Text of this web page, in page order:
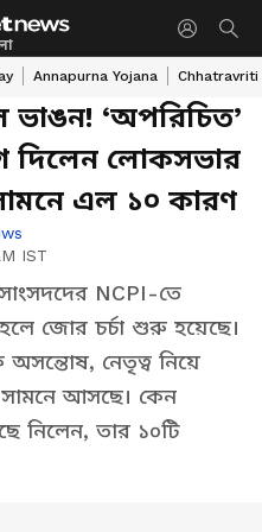
Annapurna Yojana Chhatravriti
‘অপরিচিত’
দিলেন লোকসভার
এল ১০ কারণ
IST
NCPI-তে
জোর চর্চা শুরু হয়েছে।
নেতৃত্ব নিয়ে
আসছে। কেন
নিলেন, তার ১০টি